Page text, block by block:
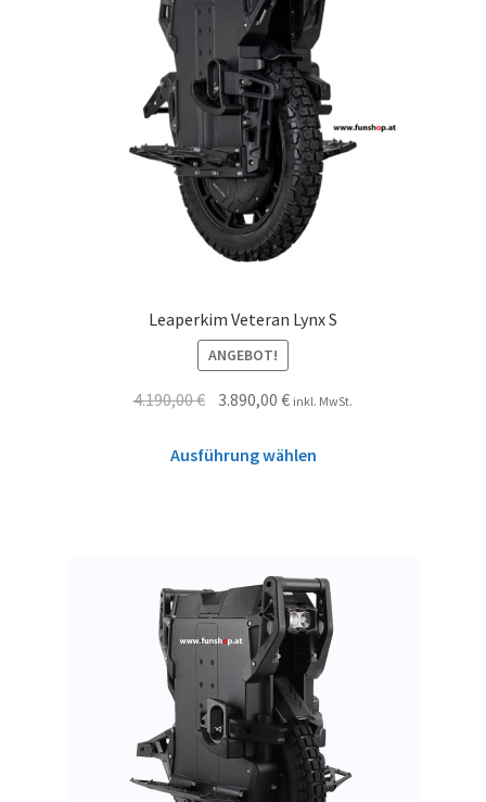
Leaperkim Veteran Lynx S
ANGEBOT!
4.190,00€ 3.890,00€ inkl. MwSt.
Ausführung wählen